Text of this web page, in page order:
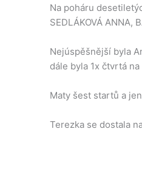
Na poháru
SEDLÁKOVÁ ANNA,
Nejúspěšnější byla
dále byla 1x čtvrtá
Maty šest startů a
Terezka se dostala